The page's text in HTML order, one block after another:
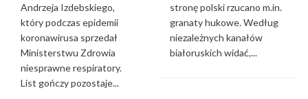
Andrzeja Izdebskiego,
który podczas epidemii
koronawirusa sprzedał
Ministerstwu Zdrowia
niesprawne respiratory.
List gończy pozostaje...
stronę polski rzucano m.in.
granaty hukowe. Według
niezależnych kanałów
białoruskich widać,...